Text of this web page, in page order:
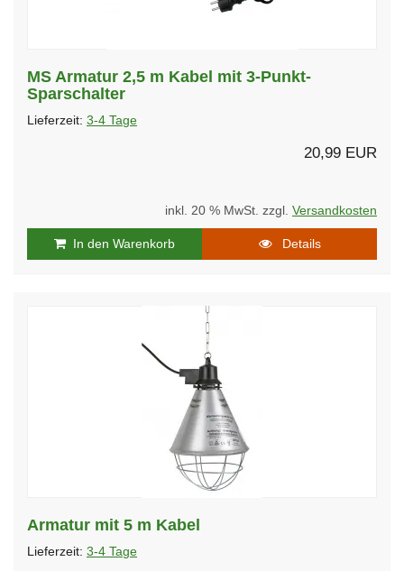
MS Armatur 2,5 m Kabel mit 3-Punkt-
Sparschalter
Lieferzeit: 3-4 Tage
20,99 EUR
inkl. 20 % MwSt. zzgl. Versandkosten
In den Warenkorb Details
Armatur mit 5 m Kabel
Lieferzeit: 3-4 Tage